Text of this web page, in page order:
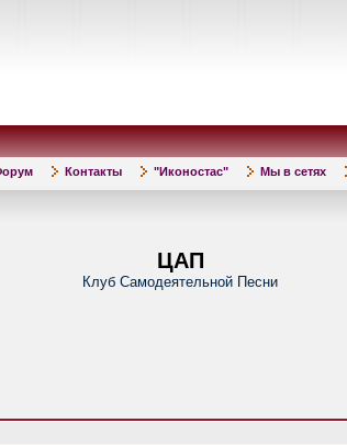
Контакты "Иконостас" Мы в сетях
ЦАП
Клуб Самодеятельной Песни